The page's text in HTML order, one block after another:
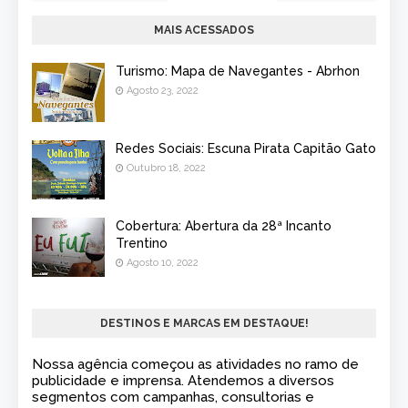
MAIS ACESSADOS
Turismo: Mapa de Navegantes - Abrhon
Agosto 23, 2022
Redes Sociais: Escuna Pirata Capitão Gato
Outubro 18, 2022
Cobertura: Abertura da 28ª Incanto
Trentino
Agosto 10, 2022
DESTINOS E MARCAS EM DESTAQUE!
Nossa agência começou as atividades no ramo de
publicidade e imprensa. Atendemos a diversos
segmentos com campanhas, consultorias e